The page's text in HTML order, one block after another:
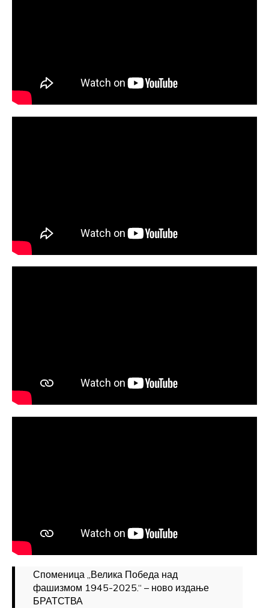
Споменица „Велика Победа над
фашизмом 1945-2025.“ – ново издање
БРАТСТВА